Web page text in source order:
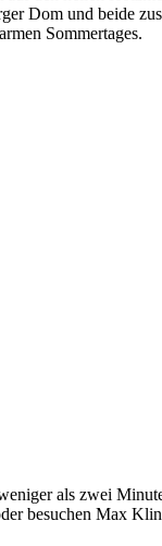
als zwei
besuchen Max